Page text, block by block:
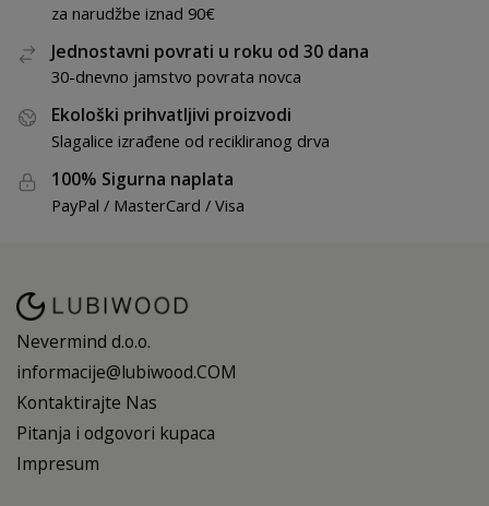
za narudžbe iznad 90€
Jednostavni povrati u roku od 30 dana
30-dnevno jamstvo povrata novca
Ekološki prihvatljivi proizvodi
Slagalice izrađene od recikliranog drva
100% Sigurna naplata
PayPal / MasterCard / Visa
Nevermind d.o.o.
informacije@lubiwood.COM
Kontaktirajte Nas
Pitanja i odgovori kupaca
Impresum